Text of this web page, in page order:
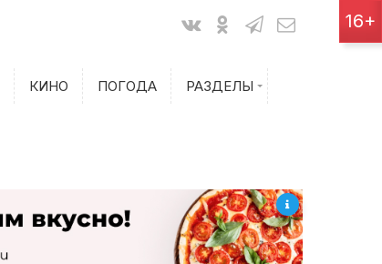
КИНО ПОГОДА РАЗДЕЛЫ
Показания счетчиков
Билеты на поезд
16+